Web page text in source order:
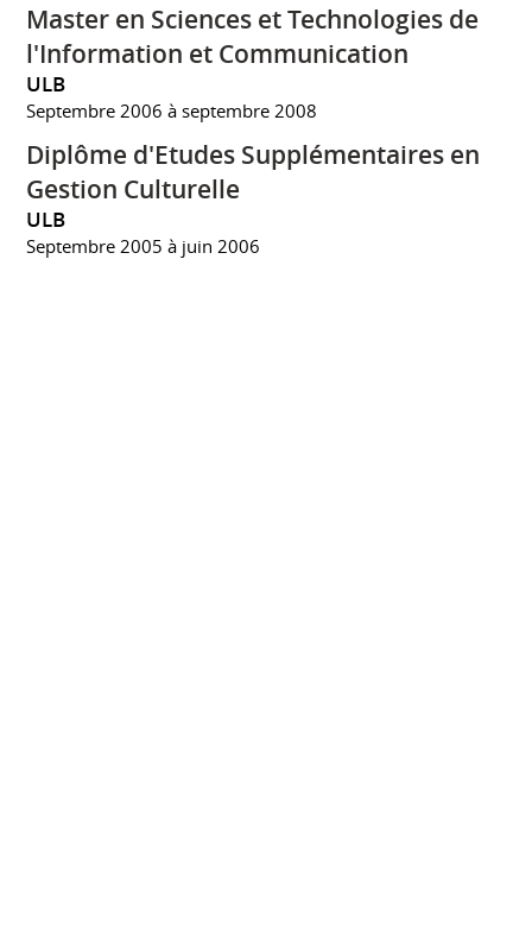
Master en Sciences et Technologies de
l'Information et Communication
ULB
Septembre 2006 à septembre 2008
Diplôme d'Etudes Supplémentaires en
Gestion Culturelle
ULB
Septembre 2005 à juin 2006